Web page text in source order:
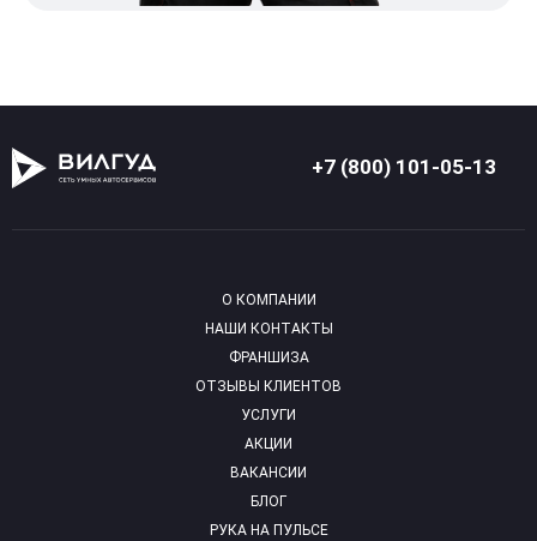
+7 (800) 101-05-13
О КОМПАНИИ
НАШИ КОНТАКТЫ
ФРАНШИЗА
ОТЗЫВЫ КЛИЕНТОВ
УСЛУГИ
АКЦИИ
ВАКАНСИИ
БЛОГ
РУКА НА ПУЛЬСЕ